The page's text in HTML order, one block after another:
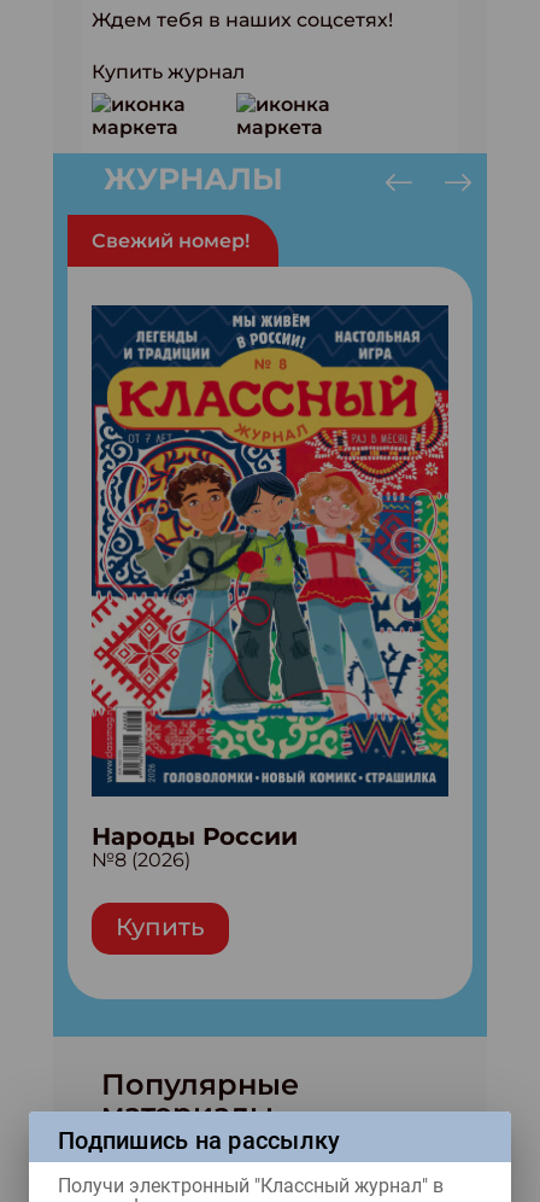
Ждем тебя в наших соцсетях!
Купить журнал
ЖУРНАЛЫ
Свежий номер!
Народы России
№8 (2026)
Купить
Популярные
материалы
Подпишись на рассылку
Получи электронный "Классный журнал" в